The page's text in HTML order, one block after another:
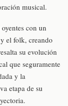
musical.
con un
el folk, creando
su evolución
que seguramente
y la
etapa de su